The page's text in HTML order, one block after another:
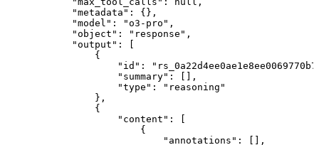
"metadata" : { } ,
"model" : "o3-pro" ,
"object" : "response" ,
"output" :
{
"id" :
"summary" :
,
"type" :
"reasoning"
} ,
{
"content" :
{
"annotations" : ,